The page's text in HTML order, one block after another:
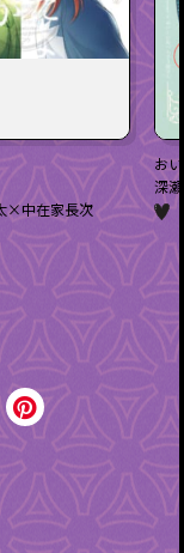
×中在家長次
お
深